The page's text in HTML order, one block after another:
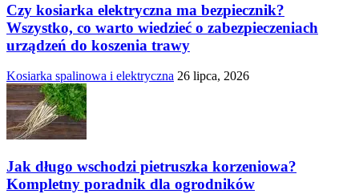
Czy kosiarka elektryczna ma bezpiecznik?
Wszystko, co warto wiedzieć o zabezpieczeniach
urządzeń do koszenia trawy
Kosiarka spalinowa i elektryczna 26 lipca, 2026
Jak długo wschodzi pietruszka korzeniowa?
Kompletny poradnik dla ogrodników